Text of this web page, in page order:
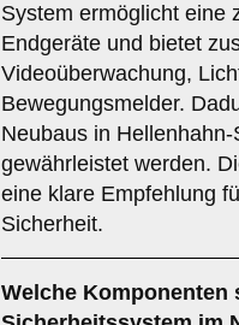
System ermöglicht eine
Endgeräte und bietet
Videoüberwachung,
Bewegungsmelder.
Neubaus in
gewährleistet werden.
eine klare Empfehlung
Sicherheit.
Welche Komponenten